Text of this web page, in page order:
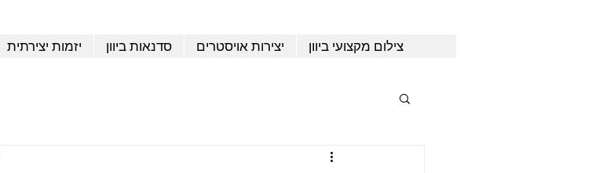
יזמות יצירתית סדנאות ביוון יצירות אויסטרים צילום מקצועי ביוון